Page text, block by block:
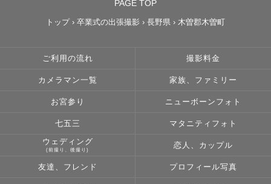
PAGE TOP
トップ › 卒業式の出張撮影 › 長野県 › 木曽郡木曽町
ご利用の流れ 撮影料金
カメラマン一覧 家族、ファミリー
お宮参り ニューボーンフォト
七五三 マタニティフォト
ウェディング
(前撮り、後撮り)
恋人、カップル
友達、フレンド プロフィール写真